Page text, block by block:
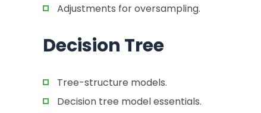
Adjustments for oversampling.
Decision Tree
Tree-structure models.
Decision tree model essentials.